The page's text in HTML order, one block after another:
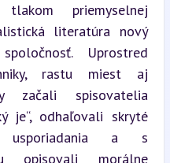
priemyselnej
literatúra nový
Uprostred
rastu miest aj
začali spisovatelia
je“, odhaľovali skryté
usporiadania a s
opisovali morálne